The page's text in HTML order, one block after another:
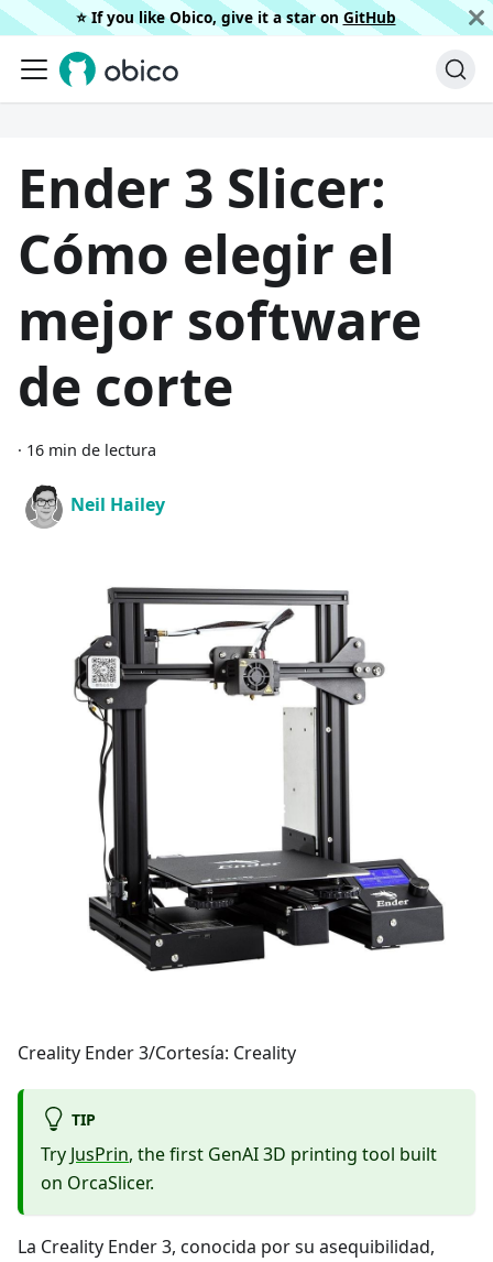
⭐️ If you like Obico, give it a star on GitHub
Ender 3 Slicer:
Cómo elegir el
mejor software
de corte
· 16 min de lectura
Neil Hailey
Creality Ender 3/Cortesía: Creality
TIP
Try JusPrin, the first GenAI 3D printing tool built
on OrcaSlicer.
La Creality Ender 3, conocida por su asequibilidad,